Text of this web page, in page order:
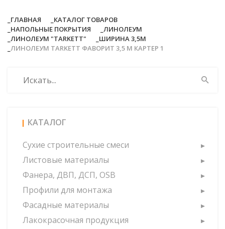
ГЛАВНАЯ
КАТАЛОГ ТОВАРОВ
НАПОЛЬНЫЕ ПОКРЫТИЯ
ЛИНОЛЕУМ
ЛИНОЛЕУМ "TARKETT"
ШИРИНА 3,5М
ЛИНОЛЕУМ TARKETT ФАВОРИТ 3,5 М КАРТЕР 1
КАТАЛОГ
Сухие строительные смеси
Листовые материалы
Фанера, ДВП, ДСП, OSB
Профили для монтажа
Фасадные материалы
Лакокрасочная продукция